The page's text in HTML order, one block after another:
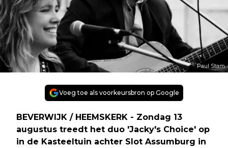
Paul Stam
Voeg toe als voorkeursbron op Google
BEVERWIJK / HEEMSKERK - Zondag 13
augustus treedt het duo 'Jacky's Choice' op
in de Kasteeltuin achter Slot Assumburg in